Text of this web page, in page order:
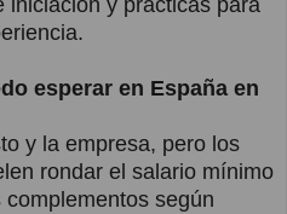
iniciación y prácticas para
esperar en España en
y la empresa, pero los
rondar el salario mínimo
según